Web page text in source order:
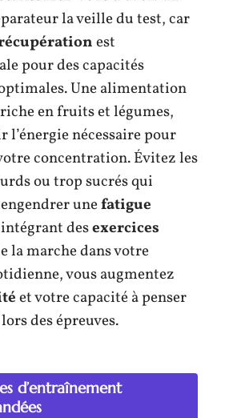
la veille du test, car
est
pour des capacités
Une alimentation
en fruits et légumes,
nécessaire pour
concentration. Évitez les
ou trop sucrés qui
unefatigue
intégrant desexercices
la marche dans votre
vous augmentez
et votre capacité à penser
des épreuves.
d’entraînement